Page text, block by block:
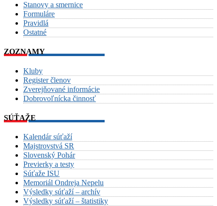
Stanovy a smernice
Formuláre
Pravidlá
Ostatné
ZOZNAMY
Kluby
Register členov
Zverejňované informácie
Dobrovoľnícka činnosť
SÚŤAŽE
Kalendár súťaží
Majstrovstvá SR
Slovenský Pohár
Previerky a testy
Súťaže ISU
Memoriál Ondreja Nepelu
Výsledky súťaží – archív
Výsledky súťaží – štatistiky